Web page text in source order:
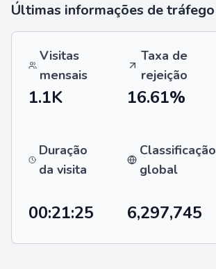
Últimas informações de tráfego
Visitas
mensais
Taxa de
rejeição
1.1K 16.61%
Duração
da visita
Classificação
global
00:21:25 6,297,745